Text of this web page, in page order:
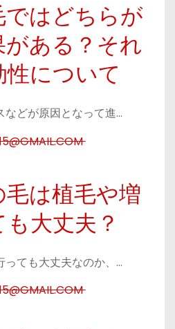
ではどちらが
ある？それ
について
どが原因となって進…
は植毛や増
大丈夫？
ても大丈夫なのか、…